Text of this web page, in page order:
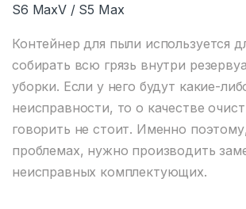
S6 MaxV / S5 Max
Контейнер для пыли используется
собирать всю грязь внутри
уборки. Если у него будут какие-
неисправности, то о качестве
говорить не стоит. Именно
проблемах, нужно производить
неисправных комплектующих.